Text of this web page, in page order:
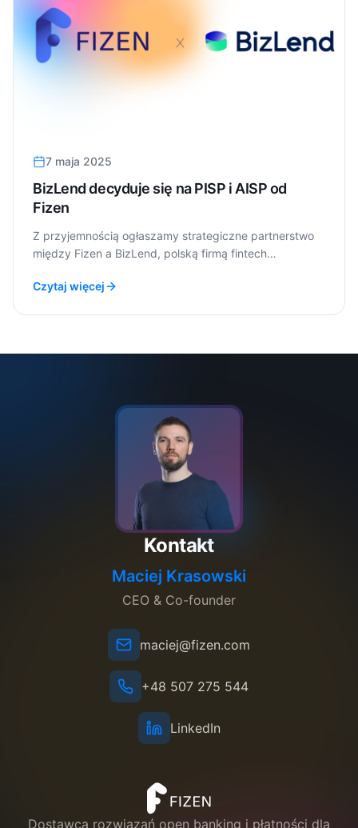
7 maja 2025
BizLend decyduje się na PISP i AISP od
Fizen
Z przyjemnością ogłaszamy strategiczne partnerstwo
między Fizen a BizLend, polską firmą fintech
Czytaj więcej
Kontakt
Maciej Krasowski
CEO & Co-founder
maciej@fizen.com
+48 507 275 544
LinkedIn
Dostawca rozwiązań open banking i płatności dla